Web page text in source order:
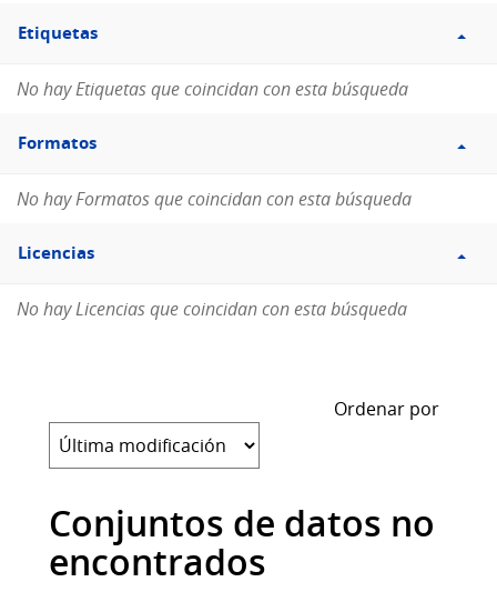
Filtro
Etiquetas
Etiquetas
No hay Etiquetas que coincidan con esta búsqueda
Filtro
Formatos
Formatos
No hay Formatos que coincidan con esta búsqueda
Filtro
Licencias
Licencias
No hay Licencias que coincidan con esta búsqueda
Ordenar por
Conjuntos de datos no
encontrados